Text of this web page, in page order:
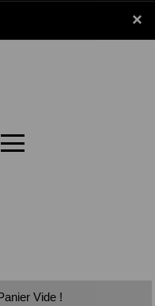
×
x
Vide !